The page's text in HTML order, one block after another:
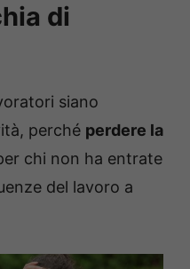
di
siano
perché perdere la
chi non ha entrate
del lavoro a